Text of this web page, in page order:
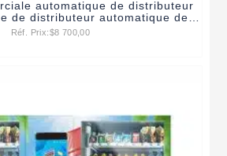
automatique de distributeur
de distributeur automatique de
glacée de libre-service
Réf. Prix:$8 700,00